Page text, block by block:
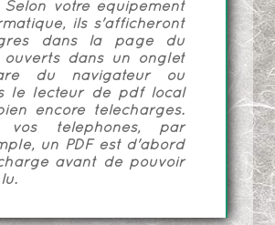
Selon votre équipement
ils s'afficheront
dans la page du
ouverts dans un onglet
du navigateur ou
le lecteur de pdf local
encore téléchargés.
vos téléphones, par
un PDF est d'abord
avant de pouvoir